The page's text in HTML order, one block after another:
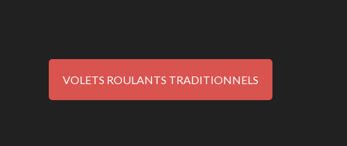
VOLETS ROULANTS TRADITIONNELS